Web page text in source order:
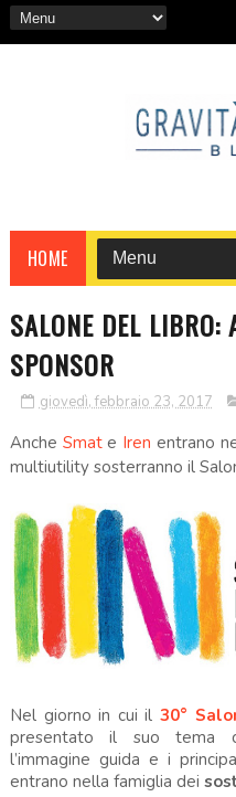
HOME
SALONE DEL LIBRO:
SPONSOR
giovedì, febbraio 23, 2017
Anche Smate Iren entrano
multiutility sosterranno il
Nel giorno in cui il 30°
presentato il suo tema
l’immagine guida e i
entrano nella famiglia dei